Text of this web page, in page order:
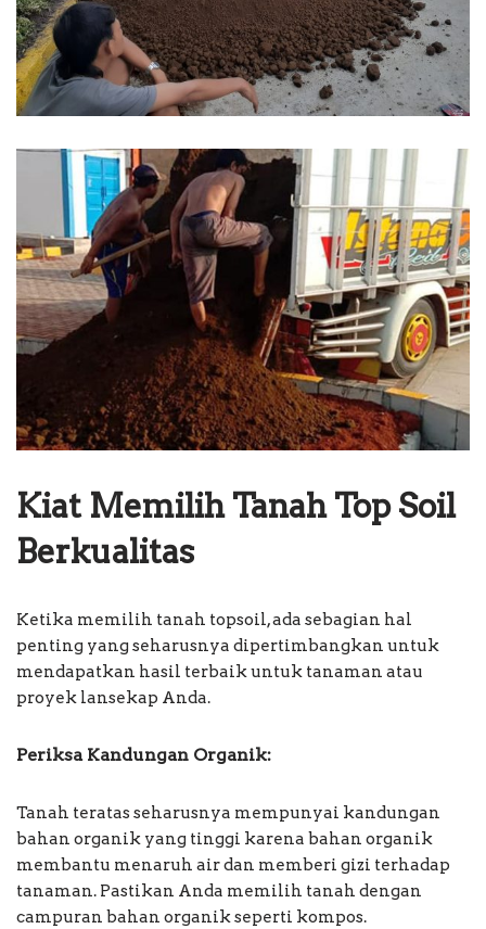
Kiat Memilih Tanah Top Soil
Berkualitas
Ketika memilih tanah topsoil, ada sebagian hal
penting yang seharusnya dipertimbangkan untuk
mendapatkan hasil terbaik untuk tanaman atau
proyek lansekap Anda.
Periksa Kandungan Organik:
Tanah teratas seharusnya mempunyai kandungan
bahan organik yang tinggi karena bahan organik
membantu menaruh air dan memberi gizi terhadap
tanaman. Pastikan Anda memilih tanah dengan
campuran bahan organik seperti kompos.